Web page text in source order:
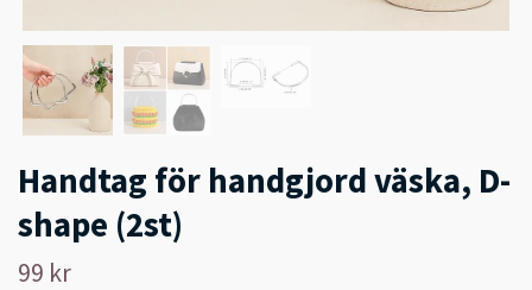
Handtag för handgjord väska, D-
shape (2st)
99 kr